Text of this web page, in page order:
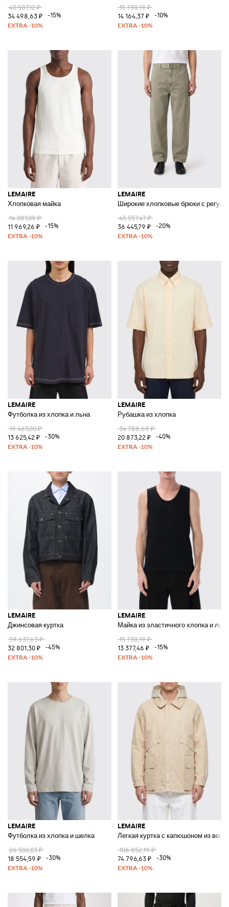
40 587,12 ₽
34 498,63 ₽
-15%
15 738,19 ₽
14 164,37 ₽
-10%
LEMAIRE
Хлопковая майка
14 081,09 ₽
11 969,26 ₽
-15%
LEMAIRE
Широкие хлопковые брюки с
45 557,47 ₽
36 445,79 ₽
-20%
LEMAIRE
Футболка из хлопка и льна
19 465,00 ₽
13 625,42 ₽
-30%
LEMAIRE
Рубашка из хлопка
34 788,69 ₽
20 873,22 ₽
-40%
LEMAIRE
Джинсовая куртка
59 637,63 ₽
32 801,30 ₽
-45%
LEMAIRE
Майка из эластичного хлопка и льна
15 738,19 ₽
13 377,46 ₽
-15%
LEMAIRE
Футболка из хлопка и шелка
26 506,03 ₽
18 554,59 ₽
-30%
LEMAIRE
Легкая куртка с капюшоном из
106 852,19 ₽
74 796,63 ₽
-30%